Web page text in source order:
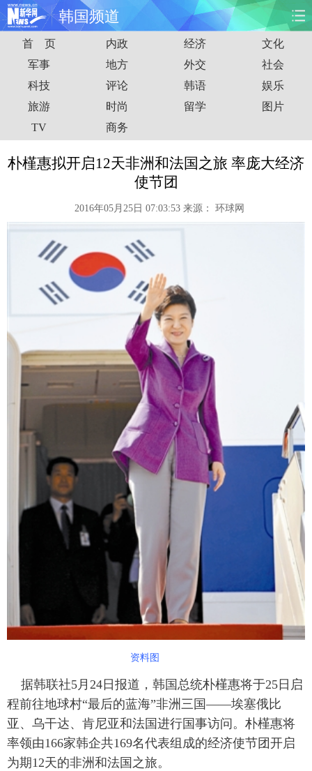
韩国频道
首页 时政 国际 财经
娱乐 体育 人事 教育
时尚 思客
港澳 台湾 华人 汽车
旅游 健康
金融 公益 军事
摄影
新华电视中文 新华电视英文
首 页 内政 经济
文化
军事
地方 外交
社会
科技
评论 韩语
娱乐
旅游
时尚 留学
图片
TV
商务
朴槿惠拟开启12天非洲和法国之旅 率庞大经济
使节团
2016年05月25日 07:03:53 来源： 环球网
资料图
据韩联社5月24日报道，韩国总统朴槿惠将于25日启
程前往地球村“最后的蓝海”非洲三国——埃塞俄比
亚、乌干达、肯尼亚和法国进行国事访问。朴槿惠将
率领由166家韩企共169名代表组成的经济使节团开启
为期12天的非洲和法国之旅。